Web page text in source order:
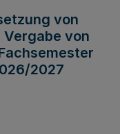
von
Vergabe von
2027